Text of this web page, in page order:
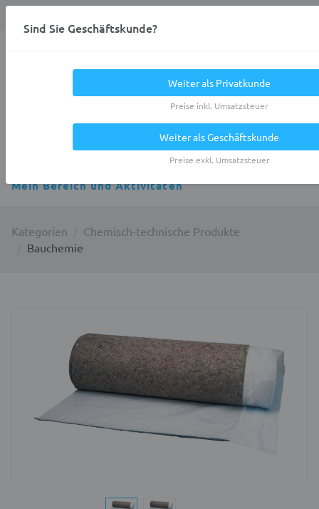
Mein Bereich und Aktivitäten
Kategorien
Chemisch-technische Produkte
Bauchemie
Sind Sie Geschäftskunde?
Weiter als Privatkunde
Preise inkl. Umsatzsteuer
Weiter als Geschäftskunde
Preise exkl. Umsatzsteuer